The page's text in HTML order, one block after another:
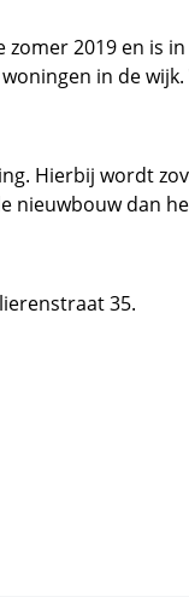
2019 en is
in de wijk.
Hierbij wordt
nieuwbouw dan
35.